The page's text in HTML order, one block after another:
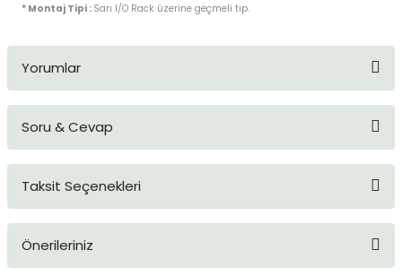
Membranı
* Montaj Tipi : Sarı I/O Rack üzerine geçmeli tip.
Yorumlar
Soru & Cevap
Taksit Seçenekleri
Önerileriniz